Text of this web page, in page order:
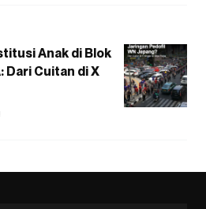
Anak di Blok
Dari Cuitan di X